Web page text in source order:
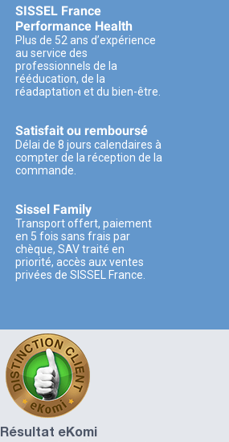
SISSEL France
Performance Health
Plus de 52 ans d’expérience
au service des
professionnels de la
rééducation, de la
réadaptation et du bien-être.
Satisfait ou remboursé
Délai de 8 jours calendaires à
compter de la réception de la
commande.
Sissel Family
Transport offert, paiement
en 5 fois sans frais par
chèque, SAV traité en
priorité, accès aux ventes
privées de SISSEL France.
Résultat eKomi